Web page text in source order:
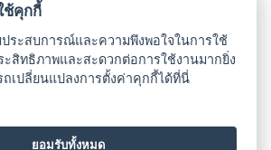
แจ้งอัปเดตแอปพลิเคชัน
ช้คุกกี้
ประสบการณ์และความพึงพอใจในการใช้
ะสิทธิภาพและสะดวกต่อการใช้งานมากยิ่ง
เปลี่ยนแปลงการตั้งค่าคุกกี้ได้ที่นี่
ยอมรับทั้งหมด